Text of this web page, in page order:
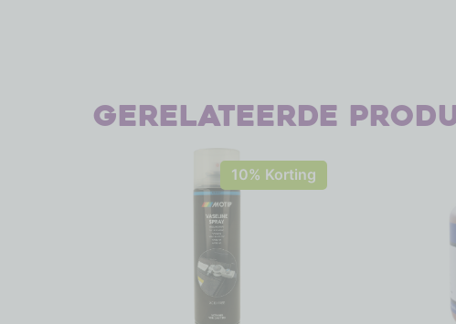
Gerelateerde
10% Korting